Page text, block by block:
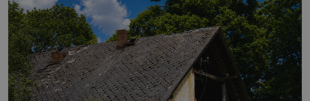
kolem 17 000 000 zábavychtivých lidí ročně. A ač je
velká snaha to utajit, někteří z